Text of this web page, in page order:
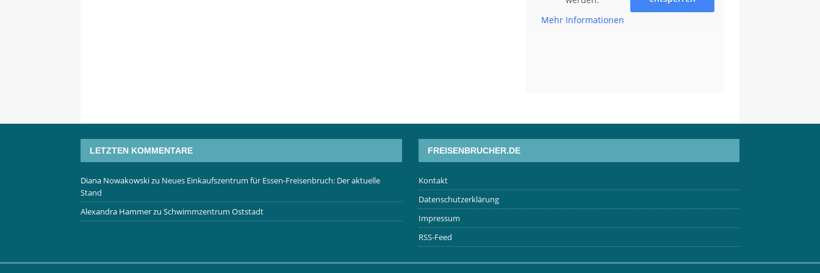
Mehr Informationen
LETZTEN KOMMENTARE
Diana Nowakowskizu Neues Einkaufszentrum für Essen-Freisenbruch: Der aktuelle
Stand
Alexandra Hammerzu Schwimmzentrum Oststadt
FREISENBRUCHER.DE
Kontakt
Datenschutzerklärung
Impressum
RSS-Feed